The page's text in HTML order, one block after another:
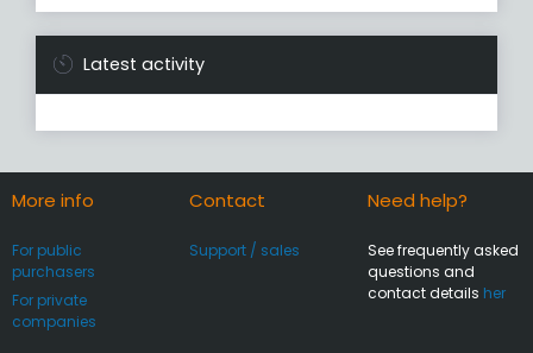
Latest activity
More info
For public
purchasers
For private
companies
Contact
Support / sales
Need help?
See frequently asked
questions and
contact details her